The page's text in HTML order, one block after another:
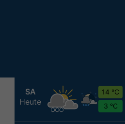
SA
Heute
14 °C
3 °C